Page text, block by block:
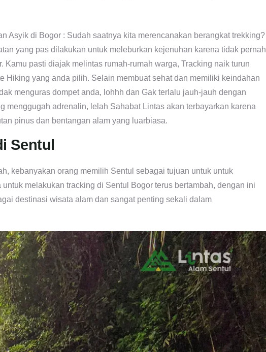
Asyik di Bogor : Sudah saatnya kita merencanakan berangkat trekking?
yang pas dilakukan untuk meleburkan kejenuhan karena tidak pernah
pasti diajak melintas rumah-rumah warga, Tracking naik turun
Hiking yang anda pilih. Selain membuat sehat dan memiliki keindahan
menguras dompet anda, lohhh dan Gak terlalu jauh-jauh dengan
menggugah adrenalin, lelah Sahabat Lintas akan terbayarkan karena
pinus dan bentangan alam yang luarbiasa.
Sentul
kebanyakan orang memilih Sentul sebagai tujuan untuk untuk
melakukan tracking di Sentul Bogor terus bertambah, dengan ini
destinasi wisata alam dan sangat penting sekali dalam